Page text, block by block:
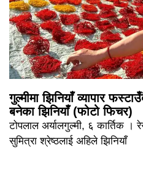
गुल्मीमा झिनियाँ व्यापार
बनेका झिनियाँ (फोटो फिचर)
टोपलाल अर्यालगुल्मी, ६ कार्तिक ।
सुमित्रा श्रेष्ठलाई अहिले झिनियाँ